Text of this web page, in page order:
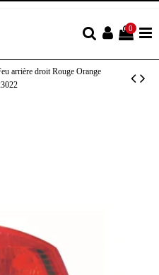
0
arrière droit Rouge Orange